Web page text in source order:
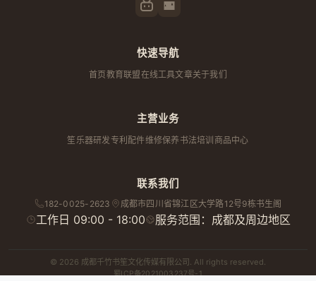
快速导航
首页教育联盟在线工具文章关于我们
主营业务
笙乐器研发专利配件维修保养 书法培训 商品中心
联系我们
182-0025-2623 成都市四川省锦江区大学路12号9栋书生阁
工作日 09:00 - 18:00 服务范围：成都及周边地区
© 2026 成都千竹书笙文化传媒有限公司. All rights reserved.
蜀ICP备2021003237号-1